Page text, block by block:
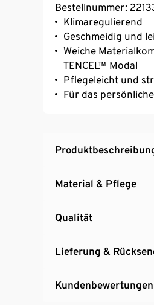
Bestellnummer:
Klimaregulierend
Geschmeidig und
Weiche
TENCEL™ Modal
Pflegeleicht und
Für das
Material & Pflege
Qualität
Lieferung &
Kundenbewertungen